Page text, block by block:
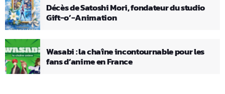
Décès de Satoshi Mori, fondateur du studio
Gift-o’-Animation
Wasabi : la chaîne incontournable pour les
fans d’anime en France